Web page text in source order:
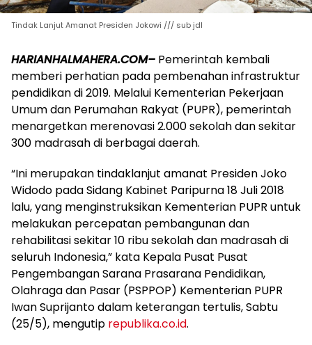
Tindak Lanjut Amanat Presiden Jokowi /// sub jdl
HARIANHALMAHERA.COM– Pemerintah kembali
memberi perhatian pada pembenahan infrastruktur
pendidikan di 2019. Melalui Kementerian Pekerjaan
Umum dan Perumahan Rakyat (PUPR), pemerintah
menargetkan merenovasi 2.000 sekolah dan sekitar
300 madrasah di berbagai daerah.
“Ini merupakan tindaklanjut amanat Presiden Joko
Widodo pada Sidang Kabinet Paripurna 18 Juli 2018
lalu, yang menginstruksikan Kementerian PUPR untuk
melakukan percepatan pembangunan dan
rehabilitasi sekitar 10 ribu sekolah dan madrasah di
seluruh Indonesia,” kata Kepala Pusat Pusat
Pengembangan Sarana Prasarana Pendidikan,
Olahraga dan Pasar (PSPPOP) Kementerian PUPR
Iwan Suprijanto dalam keterangan tertulis, Sabtu
(25/5), mengutip republika.co.id.